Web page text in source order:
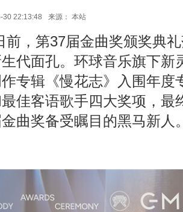
30 22:13:48 来源： 本站
前，第37届金曲奖颁奖典
代面孔。环球音乐旗下新
专辑《慢花志》入围年度
佳客语歌手四大奖项，最
曲奖备受瞩目的黑马新人